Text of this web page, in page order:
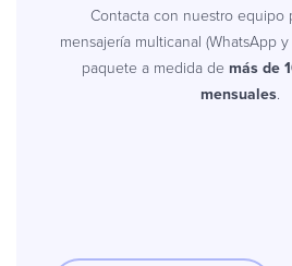
Contacta con nuestro equipo
mensajería multicanal (WhatsApp
paquete a medida de más de
mensuales.